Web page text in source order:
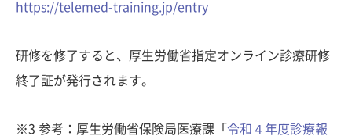
https://telemed-training.jp/entry
研修を修了すると、厚生労働省指定オンライン診療研修
終了証が発行されます。
※3 参考：厚生労働省保険局医療課「 令和４年度診療報